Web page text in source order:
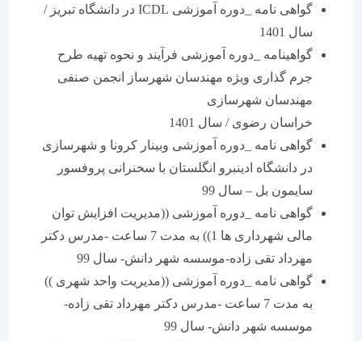
گواهی نامه _دوره آموزشی ICDL در دانشگاه تبریز /
گواهینامه _دوره آموزشی فرآیند و نحوه تهیه طرح
جرم گذاری ویژه مهندسان شهرساز انجمن صنفی
مهندسان شهرسازی
خراسان رضوی / سال 1401
گواهی نامه _دوره آموزشی وبینار کرونا و شهرسازی
در دانشگاه ادینبرو انگلستان با سخنرانی پروفسور
سایمون بل – سال 99
گواهی نامه _دوره آموزشی ((مدیریت افزایش توان
مالی شهرداری ها 1)) به مدت 7 ساعت -مدرس دکتر
مهرداد تقی زاده-موسسه شهر دانش- سال 99
گواهی نامه _دوره آموزشی ((مدیریت واحد شهری ))
به مدت 7 ساعت -مدرس دکتر مهرداد تقی زاده-
موسسه شهر دانش- سال 99